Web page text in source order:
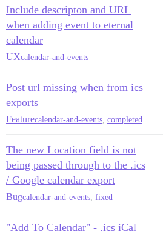
Include descripton and URL
when adding event to eternal
calendar
UXcalendar-and-events
Post url missing when from ics
exports
Featurecalendar-and-events completed
The new Location field is not
being passed through to the .ics
/ Google calendar export
Bugcalendar-and-events fixed
"Add To Calendar" - .ics iCal